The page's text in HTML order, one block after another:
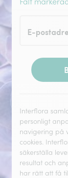
E-
Interflora
personligt
navigering på
cookies.
säkerställa
resultat och
har rätt att få